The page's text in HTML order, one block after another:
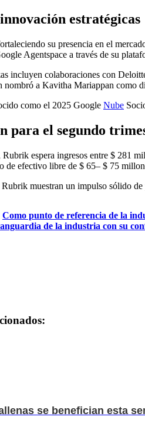
estratégicas
su presencia en el
Agentspace a través de su
incluyen colaboraciones con
nombró a Kavitha Mariappan como
como el 2025 Google Nube
para el segundo
espera ingresos entre $ 281
de efectivo libre de $ 65– $ 75
muestran un impulso sólido
Como punto de referencia de la
de la industria con su
se benefician esta